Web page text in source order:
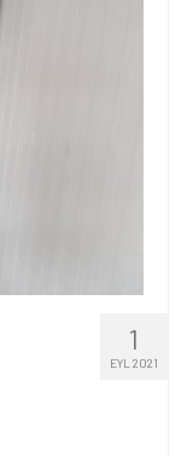
1
EYL 2021